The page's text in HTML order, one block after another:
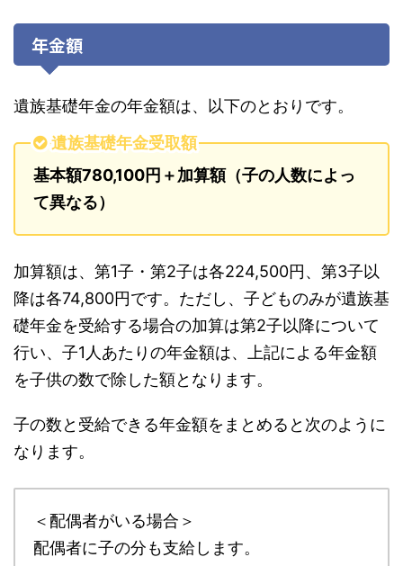
年金額
遺族基礎年金の年金額は、以下のとおりです。
遺族基礎年金受取額
基本額780,100円＋加算額（子の人数によっ
て異なる）
加算額は、第1子・第2子は各224,500円、第3子以
降は各74,800円です。ただし、子どものみが遺族基
礎年金を受給する場合の加算は第2子以降について
行い、子1人あたりの年金額は、上記による年金額
を子供の数で除した額となります。
子の数と受給できる年金額をまとめると次のように
なります。
＜配偶者がいる場合＞
配偶者に子の分も支給します。